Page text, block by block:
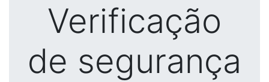
Verificação
de segurança